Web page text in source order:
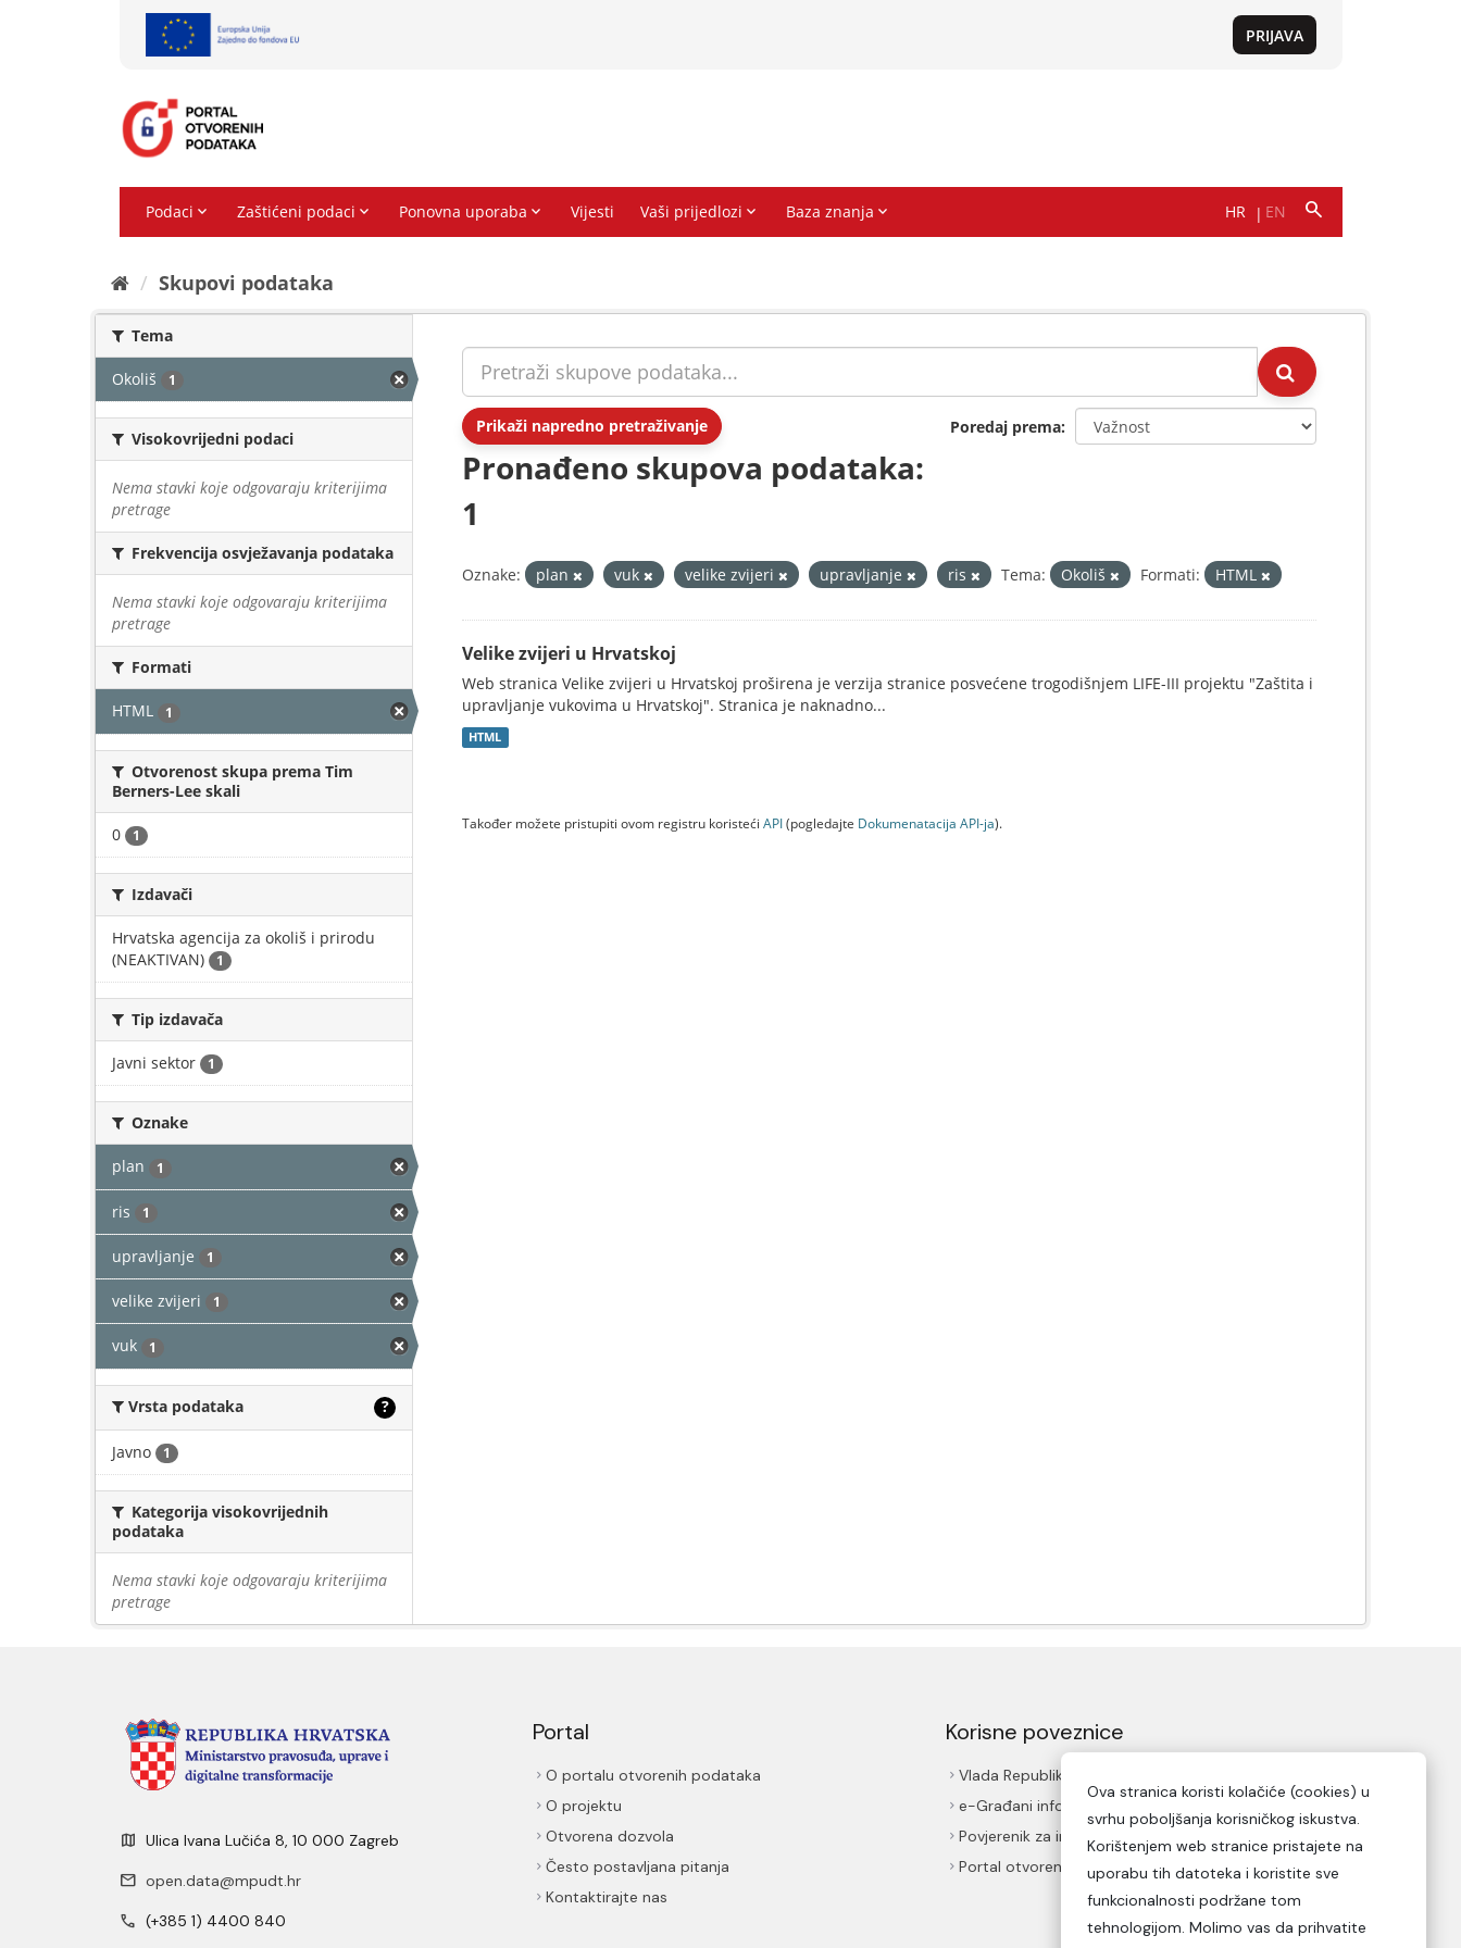
Skupovi podаtаkа
Tema
Okoliš 1
Visokovrijedni podaci
Nema stavki koje odgovaraju kriterijima
pretrage
Frekvencija osvježavanja podataka
Nema stavki koje odgovaraju kriterijima
pretrage
Formati
HTML 1
Otvorenost skupa prema Tim
Berners-Lee skali
0 1
Izdavači
Hrvatska agencija za okoliš i prirodu
(NEAKTIVAN)
1
Tip izdavača
Javni sektor 1
Oznake
plan 1
ris 1
upravljanje 1
velike zvijeri 1
vuk 1
Vrsta podataka ?
Javno 1
Kategorija visokovrijednih
podataka
Nema stavki koje odgovaraju kriterijima
pretrage
Prikaži napredno pretraživanje Poredaj prema
Pronađeno skupova podataka:
1
Oznake: plan vuk velike zvijeri upravljanje ris Tema: Okoliš Formati: HTML
Velike zvijeri u Hrvatskoj
Web stranica Velike zvijeri u Hrvatskoj proširena je verzija stranice posvećene trogodišnjem LIFE-III projektu "Zaštita i
upravljanje vukovima u Hrvatskoj". Stranica je naknadno...
HTML
Također možete pristupiti ovom registru koristeći API(pogledajte Dokumenаtаcijа API-jа).